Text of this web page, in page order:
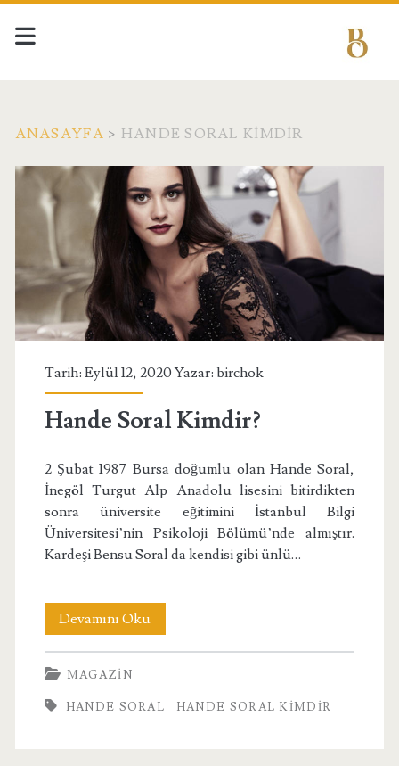
ANASAYFA > HANDE SORAL KIMDIR
Etiket:
<span>hande
soral
kimdir</span>
Tarih: Eylül 12, 2020 Yazar: birchok
Hande Soral Kimdir?
2 Şubat 1987 Bursa doğumlu olan Hande Soral,
İnegöl Turgut Alp Anadolu lisesini bitirdikten
sonra üniversite eğitimini İstanbul Bilgi
Üniversitesi’nin Psikoloji Bölümü’nde almıştır.
Kardeşi Bensu Soral da kendisi gibi ünlü…
Devamını OkuHande
Soral
MAGAZIN
HANDE SORAL HANDE SORAL KIMDIR